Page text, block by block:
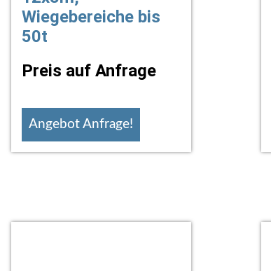
Wiegebereiche bis
50t
Preis auf Anfrage
Angebot Anfrage!